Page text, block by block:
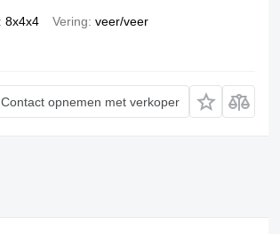
8x4x4 Vering veer/veer
Contact opnemen met verkoper